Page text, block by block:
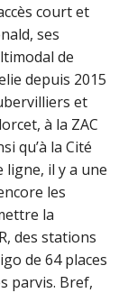
court et
ses
de
depuis 2015
et
à la ZAC
qu’à la Cité
ligne, il y a une
les
la
des stations
de 64 places
parvis. Bref,